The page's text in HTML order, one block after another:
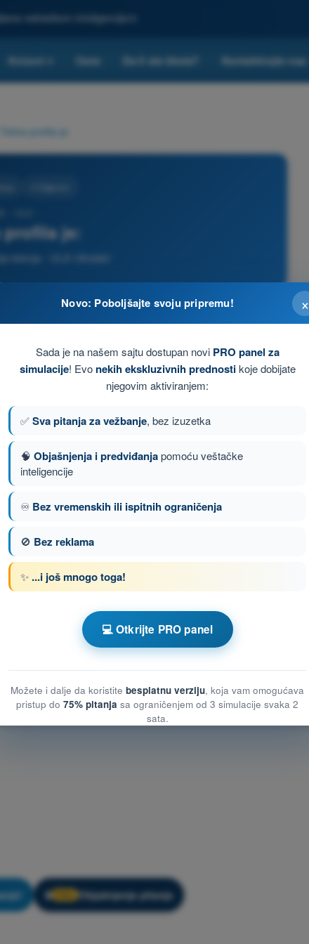
veštačkom inteligencijom
Kvizovi Cene Da li ste škola? Kontaktirajte nas
profila je:
letenja - ULA Ultralaki
66 od 103 Sledeće pitanje
ULA Ultralaki
🔒 Objašnjenje pitanja
×
Novo: Poboljšajte svoju pripremu!
Sada je na našem sajtu dostupan novi PRO panel za
simulacije! Evo nekih ekskluzivnih prednostikoje dobijate
njegovim aktiviranjem:
✅Sva pitanja za vežbanje, bez izuzetka
🧠 Objašnjenja i predviđanjapomoću veštačke
inteligencije
♾️ Bez vremenskih ili ispitnih ograničenja
🚫 Bez reklama
✨ ...i još mnogo toga!
💻 Otkrijte PRO panel
Možete i dalje da koristite besplatnu verziju, koja vam omogućava
pristup do 75% pitanja sa ograničenjem od 3 simulacije svaka 2
sata.